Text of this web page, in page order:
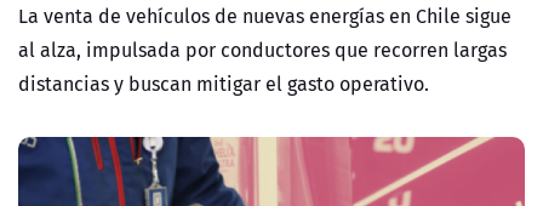
La venta de vehículos de nuevas energías en Chile sigue
al alza, impulsada por conductores que recorren largas
distancias y buscan mitigar el gasto operativo.